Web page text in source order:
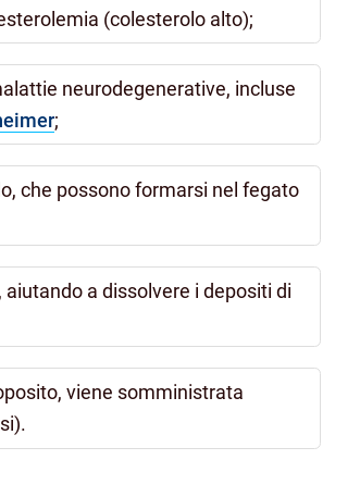
(colesterolo alto);
neurodegenerative, incluse
;
che possono formarsi nel fegato
a dissolvere i depositi di
viene somministrata